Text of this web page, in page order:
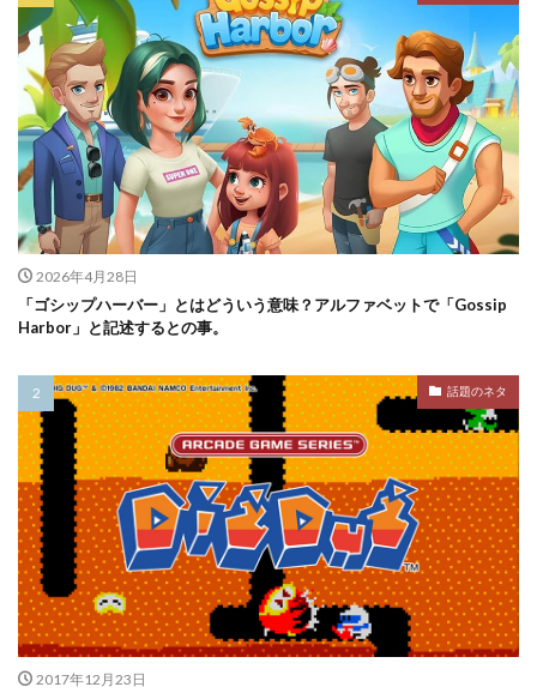
2026年4月28日
「ゴシップハーバー」とはどういう意味？アルファベットで「Gossip
Harbor」と記述するとの事。
話題のネタ
2017年12月23日